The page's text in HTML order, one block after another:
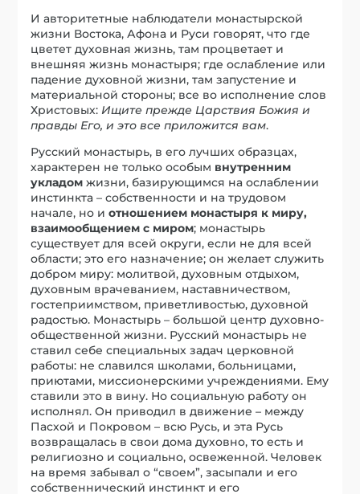
И авторитетные наблюдатели монастырской
жизни Востока, Афона и Руси говорят, что где
цветет духовная жизнь, там процветает и
внешняя жизнь монастыря; где ослабление или
падение духовной жизни, там запустение и
материальной стороны; все во исполнение слов
Христовых: Ищите прежде Царствия Божия и
правды Его, и это все приложится вам.
Русский монастырь, в его лучших образцах,
характерен не только особым внутренним
укладом жизни, базирующимся на ослаблении
инстинкта – собственности и на трудовом
начале, но иотношением монастыря к миру,
взаимообщением с миром; монастырь
существует для всей округи, если не для всей
области; это его назначение; он желает служить
добром миру: молитвой, духовным отдыхом,
духовным врачеванием, наставничеством,
гостеприимством, приветливостью, духовной
радостью. Монастырь – большой центр духовно-
общественной жизни. Русский монастырь не
ставил себе специальных задач церковной
работы: не славился школами, больницами,
приютами, миссионерскими учреждениями. Ему
ставили это в вину. Но социальную работу он
исполнял. Он приводил в движение – между
Пасхой и Покровом – всю Русь, и эта Русь
возвращалась в свои дома духовно, то есть и
религиозно и социально, освеженной. Человек
на время забывал о “своем”, засыпали и его
собственнический инстинкт и его